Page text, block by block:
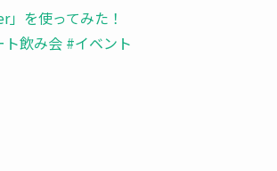
を使ってみた！
飲み会 #イベント